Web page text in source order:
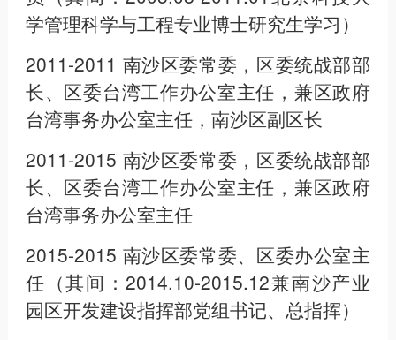
学管理科学与工程专业博士研究生学习）
2011-2011 南沙区委常委，区委统战部部
长、区委台湾工作办公室主任，兼区政府
台湾事务办公室主任，南沙区副区长
2011-2015 南沙区委常委，区委统战部部
长、区委台湾工作办公室主任，兼区政府
台湾事务办公室主任
2015-2015 南沙区委常委、区委办公室主
任（其间：2014.10-2015.12兼南沙产业
园区开发建设指挥部党组书记、总指挥）